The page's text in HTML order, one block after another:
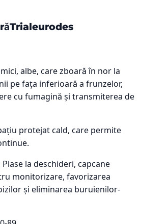
Trialeurodes
albe, care zboară în nor la
pe fața inferioară a frunzelor,
cu fumagină și transmiterea de
protejat cald, care permite
Plase la deschideri, capcane
monitorizare, favorizarea
și eliminarea buruienilor-